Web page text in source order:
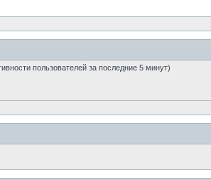
пользователей за последние 5 минут)